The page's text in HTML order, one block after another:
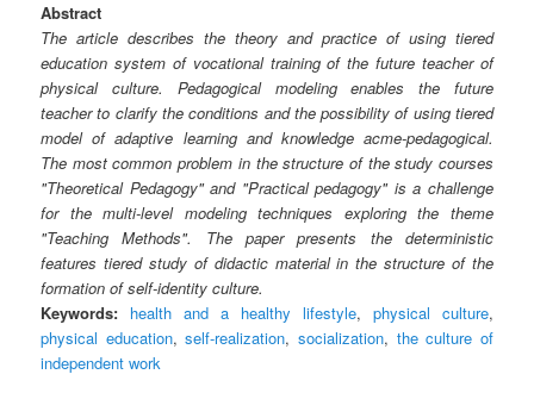
Abstract
The article describes the theory and practice of using tiered
education system of vocational training of the future teacher of
physical culture. Pedagogical modeling enables the future
teacher to clarify the conditions and the possibility of using tiered
model of adaptive learning and knowledge acme-pedagogical.
The most common problem in the structure of the study courses
"Theoretical Pedagogy" and "Practical pedagogy" is a challenge
for the multi-level modeling techniques exploring the theme
"Teaching Methods". The paper presents the deterministic
features tiered study of didactic material in the structure of the
formation of self-identity culture.
Keywords: health and a healthy lifestyle, physical culture,
physical education,self-realization,socialization, the culture of
independent work